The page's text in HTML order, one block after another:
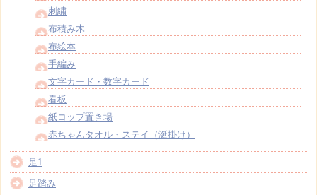
刺繍
布積み木
布絵本
手編み
文字カード・数字カード
看板
紙コップ置き場
赤ちゃんタオル・ステイ（涎掛け）
足1
足踏み